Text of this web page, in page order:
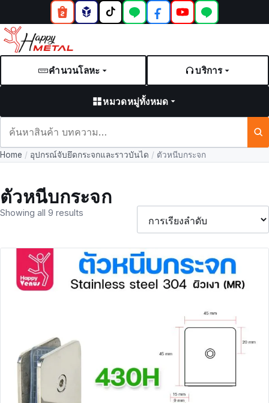
คำนวนโลหะ บริการ
หมวดหมู่ทั้งหมด
และ
Home / อุปกรณ์จับยึดกระจกและราวบันได / ตัวหนีบกระจก
ตัวหนีบกระจก
Showing all 9 results